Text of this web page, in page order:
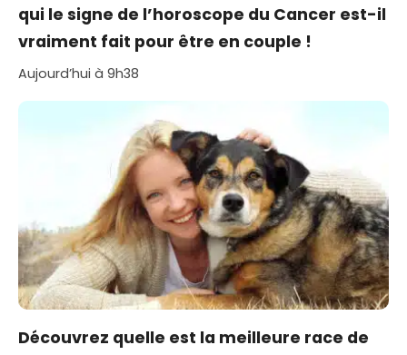
qui le signe de l’horoscope du Cancer est-il
vraiment fait pour être en couple !
Aujourd’hui à 9h38
Découvrez quelle est la meilleure race de